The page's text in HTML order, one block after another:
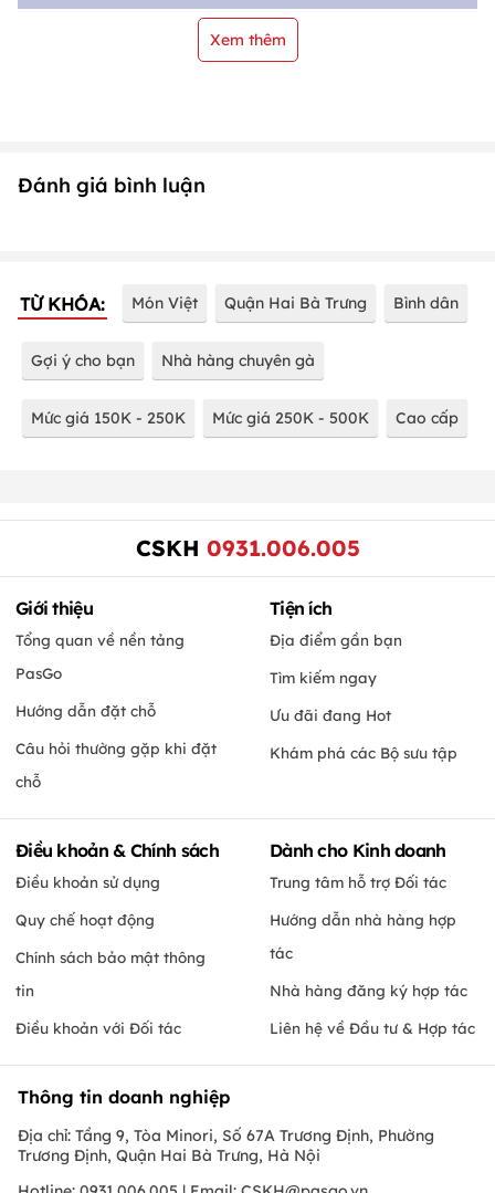
Xem thêm
Đánh giá bình luận
TỪ KHÓA: Món Việt Quận Hai Bà Trưng Bình dân
Gợi ý cho bạn Nhà hàng chuyên gà
Mức giá 150K - 250K Mức giá 250K - 500K Cao cấp
CSKH 0931.006.005
Giới thiệu
Tổng quan về nền tảng
PasGo
Hướng dẫn đặt chỗ
Câu hỏi thường gặp khi đặt
chỗ
Tiện ích
Địa điểm gần bạn
Tìm kiếm ngay
Ưu đãi đang Hot
Khám phá các Bộ sưu tập
Điều khoản & Chính sách
Điều khoản sử dụng
Quy chế hoạt động
Chính sách bảo mật thông
tin
Điều khoản với Đối tác
Dành cho Kinh doanh
Trung tâm hỗ trợ Đối tác
Hướng dẫn nhà hàng hợp
tác
Nhà hàng đăng ký hợp tác
Liên hệ về Đầu tư & Hợp tác
Thông tin doanh nghiệp
Địa chỉ: Tầng 9, Tòa Minori, Số 67A Trương Định, Phường
Trương Định, Quận Hai Bà Trưng, Hà Nội